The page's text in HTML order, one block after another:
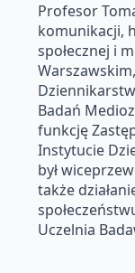
Profesor
komunikacji,
społecznej i
Badań
funkcję
Instytucie
był
także
Uczelnia